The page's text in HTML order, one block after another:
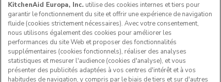
KitchenAid Europa, Inc. utilise des cookies internes et tiers pour
garantir le fonctionnement du site et offrir une expérience de navigation
fluide (cookies strictement nécessaires). Avec votre consentement,
nous utilisons également des cookies pour améliorer les
performances du site Web et proposer des fonctionnalités
supplémentaires (cookies fonctionnels), réaliser des analyses
statistiques et mesurer l'audience (cookies d'analyse), et vous
présenter des publicités adaptées à vos centres d'intérêt et à vos
habitudes de navigation, y compris par le biais de tiers et sur d'autres